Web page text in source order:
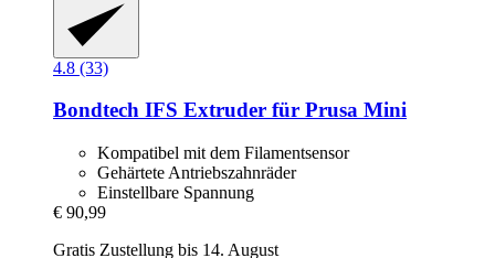
4.8 (33)
Bondtech IFS Extruder für Prusa Mini
Kompatibel mit dem Filamentsensor
Gehärtete Antriebszahnräder
Einstellbare Spannung
€ 90,99
Gratis Zustellung bis 14. August